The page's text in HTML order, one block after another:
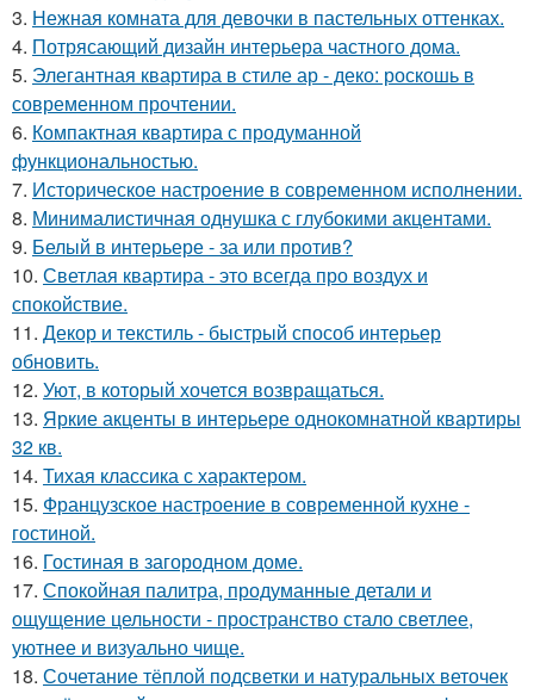
3. Нежная комната для девочки в пастельных оттенках.
4. Потрясающий дизайн интерьера частного дома.
5. Элегантная квартира в стиле ар - деко: роскошь в
современном прочтении.
6. Компактная квартира с продуманной
функциональностью.
7. Историческое настроение в современном исполнении.
8. Минималистичная однушка с глубокими акцентами.
9. Белый в интерьере - за или против?
10. Светлая квартира - это всегда про воздух и
спокойствие.
11. Декор и текстиль - быстрый способ интерьер
обновить.
12. Уют, в который хочется возвращаться.
13. Яркие акценты в интерьере однокомнатной квартиры
32 кв.
14. Тихая классика с характером.
15. Французское настроение в современной кухне -
гостиной.
16. Гостиная в загородном доме.
17. Спокойная палитра, продуманные детали и
ощущение цельности - пространство стало светлее,
уютнее и визуально чище.
18. Сочетание тёплой подсветки и натуральных веточек